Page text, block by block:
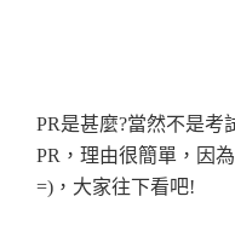
PR是甚麼?當然不是考
PR，理由很簡單，因
=)，大家往下看吧!